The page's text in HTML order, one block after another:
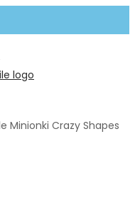
Minionki Crazy Shapes